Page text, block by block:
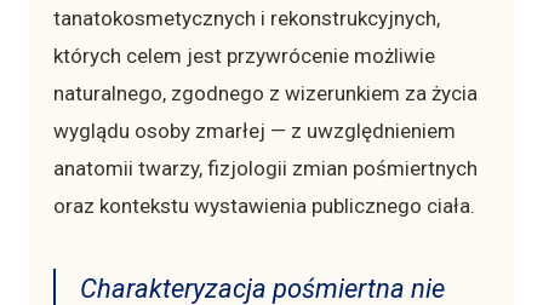
tanatokosmetycznych i rekonstrukcyjnych,
których celem jest przywrócenie możliwie
naturalnego, zgodnego z wizerunkiem za życia
wyglądu osoby zmarłej — z uwzględnieniem
anatomii twarzy, fizjologii zmian pośmiertnych
oraz kontekstu wystawienia publicznego ciała.
Charakteryzacja pośmiertna nie